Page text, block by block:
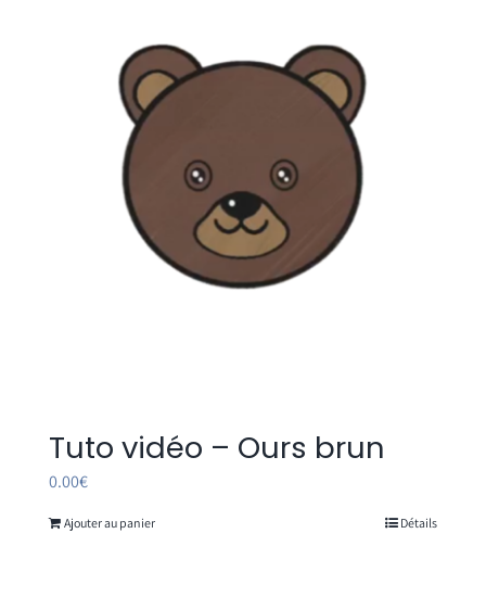
Tuto vidéo – Ours brun
0.00€
Ajouter au panier Détails